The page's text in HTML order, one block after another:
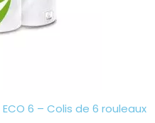
6 – Colis de 6 rouleaux